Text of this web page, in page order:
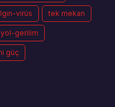
virüs tek mekan
yol-gerilim
güç